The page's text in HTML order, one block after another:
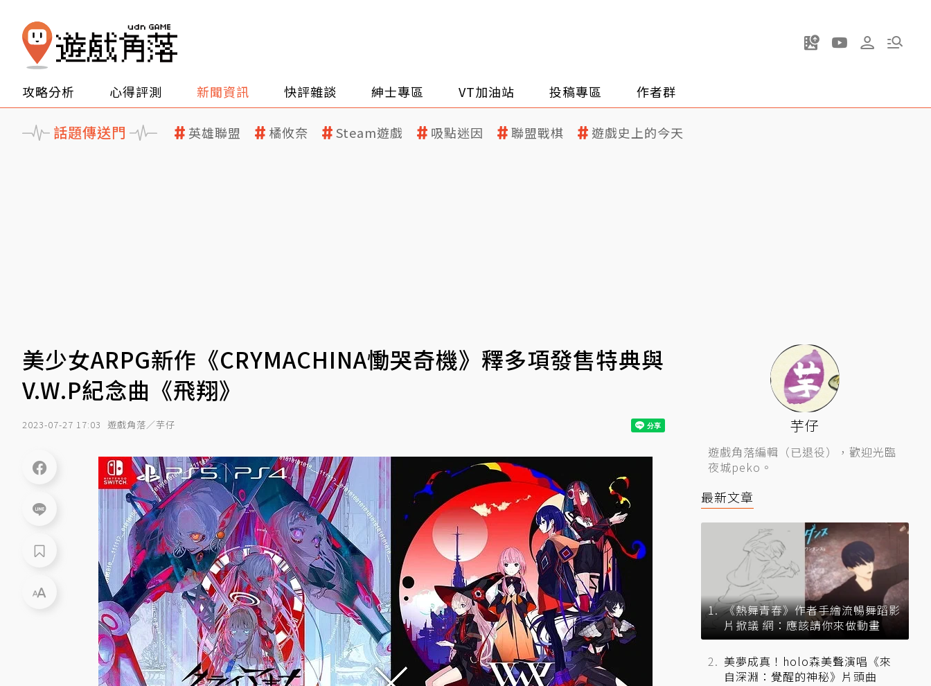
攻略分析 心得評測 新聞資訊 快評雜談 紳士專區 VT加油站 投稿專區 作者群
話題傳送門 英雄聯盟 橘攸奈 Steam遊戲 吸點迷因 聯盟戰棋 遊戲史上的今天
美少女ARPG新作《CRYMACHINA慟哭奇機》釋多項發售特典與
V.W.P紀念曲《飛翔》
2023-07-27 17:03 遊戲角落／芋仔 芋仔
遊戲角落編輯（已退役），歡迎光臨
夜城peko。
最新文章
《熱舞青春》作者手繪流暢舞蹈影
片掀議 網：應該請你來做動畫
美夢成真！holo森美聲演唱《來
自深淵：覺醒的神秘》片頭曲